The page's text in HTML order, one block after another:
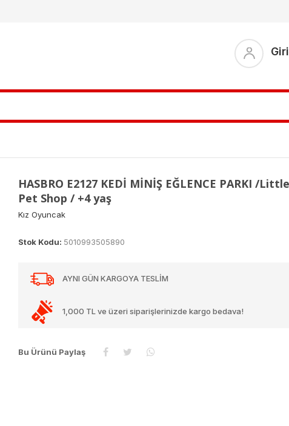
HASBRO E2127 KEDİ MİNİŞ EĞLENCE PARKI /
Pet Shop / +4 yaş
Kız Oyuncak
Stok Kodu: 5010993505890
AYNI GÜN KARGOYA TESLİM
1,000 TL ve üzeri siparişlerinizde kargo bedava!
Bu Ürünü Paylaş